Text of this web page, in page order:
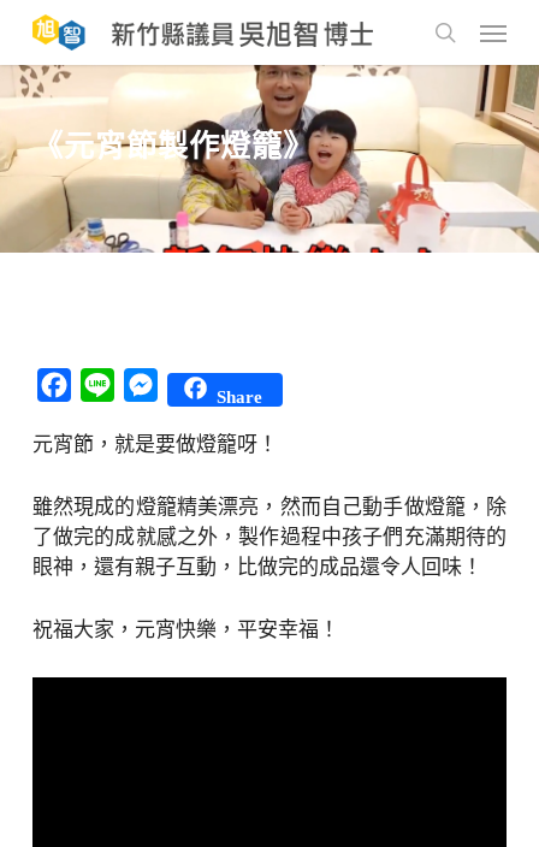
main
content search
Menu
《元宵節製作燈籠》
Facebook
Line Messenger
Share
元宵節，就是要做燈籠呀！
雖然現成的燈籠精美漂亮，然而自己動手做燈籠，除
了做完的成就感之外，製作過程中孩子們充滿期待的
眼神，還有親子互動，比做完的成品還令人回味！
祝福大家，元宵快樂，平安幸福！